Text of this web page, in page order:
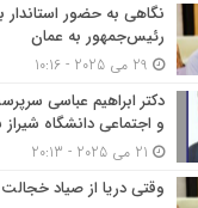
نگاهی به حضور استاندار
رئیس‌جمهور به عمان
دکتر ابراهیم عباسی
و اجتماعی دانشگاه
وقتی دریا از صیاد